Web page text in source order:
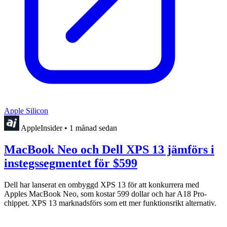
Apple Silicon
AppleInsider • 1 månad sedan
MacBook Neo och Dell XPS 13 jämförs i
instegssegmentet för $599
Dell har lanserat en ombyggd XPS 13 för att konkurrera med
Apples MacBook Neo, som kostar 599 dollar och har A18 Pro-
chippet. XPS 13 marknadsförs som ett mer funktionsrikt alternativ.